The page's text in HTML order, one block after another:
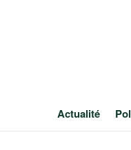
Actualité